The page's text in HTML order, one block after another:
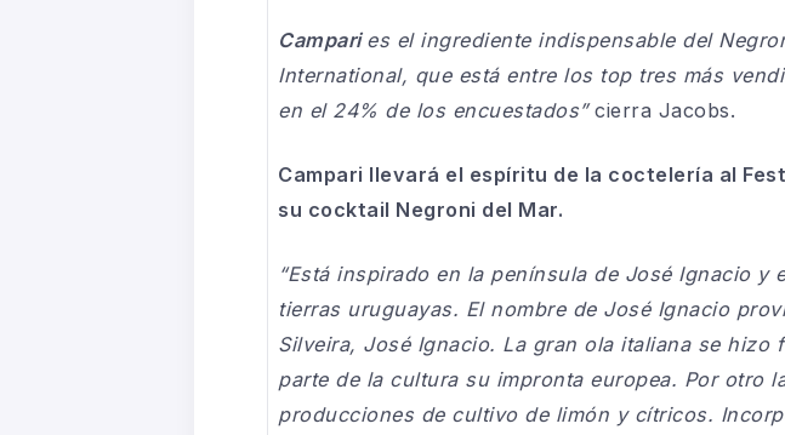
Campari es el ingrediente indispensable del
International, que está entre los top tres más
en el 24% de los encuestados”cierra Jacobs.
Campari llevará el espíritu de la coctelería al
su cocktail Negroni del Mar.
“Está inspirado en la península de José Ignacio
tierras uruguayas. El nombre de José Ignacio
Silveira, José Ignacio. La gran ola italiana se
parte de la cultura su impronta europea. Por otro
producciones de cultivo de limón y cítricos.